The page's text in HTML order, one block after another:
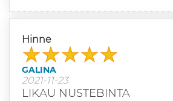
Hinne
GALINA
2021-11-23
LIKAU NUSTEBINTA